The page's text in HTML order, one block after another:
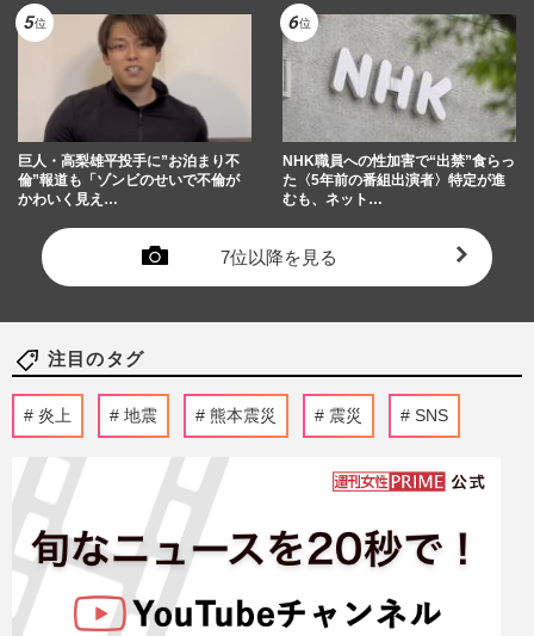
巨人・高梨雄平投手に”お泊まり不
倫”報道も「ゾンビのせいで不倫が
かわいく見え…
NHK職員への性加害で“出禁”食らっ
た〈5年前の番組出演者〉特定が進
むも、ネット…
7位以降を見る
注目のタグ
炎上 地震 熊本震災 震災 SNS